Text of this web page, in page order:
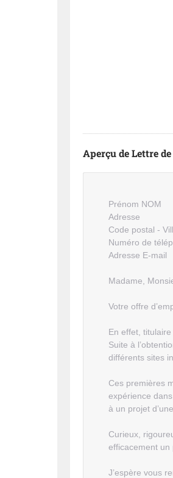
Aperçu de Lettre
Prénom NOM
Adresse
Code postal -
Numéro de
Adresse E-mail
Madame,
Votre offre
En effet,
Suite à
différents sites
Ces premières
expérience
à un projet
Curieux,
efficacement un
J’espère vous